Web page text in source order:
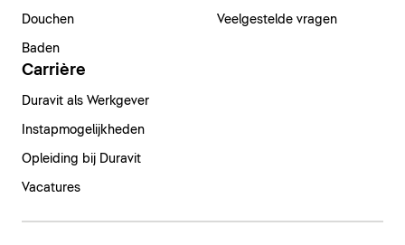
Douchen
Baden
Veelgestelde vragen
Carrière
Duravit als Werkgever
Instapmogelijkheden
Opleiding bij Duravit
Vacatures